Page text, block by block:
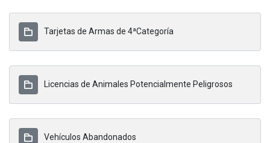
Tarjetas de Armas de 4ªCategoría
Licencias de Animales Potencialmente Peligrosos
Vehículos Abandonados